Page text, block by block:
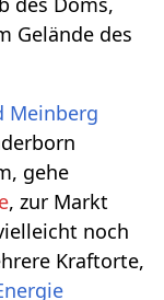
Gelände des
Meinberg
gehe
, zur Markt
noch
Kraftorte,